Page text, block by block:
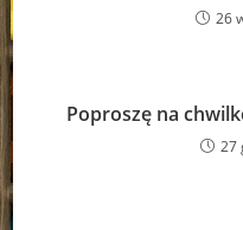
26
Poproszę na
27